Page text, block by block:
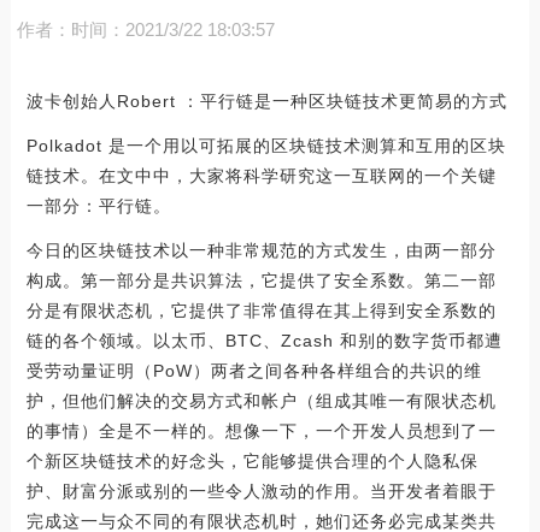
作者： 时间：2021/3/22 18:03:57
波卡创始人Robert ：平行链是一种区块链技术更简易的方式
Polkadot 是一个用以可拓展的区块链技术测算和互用的区块
链技术。在文中中，大家将科学研究这一互联网的一个关键
一部分：平行链。
今日的区块链技术以一种非常规范的方式发生，由两一部分
构成。第一部分是共识算法，它提供了安全系数。第二一部
分是有限状态机，它提供了非常值得在其上得到安全系数的
链的各个领域。以太币、BTC、Zcash 和别的数字货币都遭
受劳动量证明（PoW）两者之间各种各样组合的共识的维
护，但他们解决的交易方式和帐户（组成其唯一有限状态机
的事情）全是不一样的。想像一下，一个开发人员想到了一
个新区块链技术的好念头，它能够提供合理的个人隐私保
护、財富分派或别的一些令人激动的作用。当开发者着眼于
完成这一与众不同的有限状态机时，她们还务必完成某类共